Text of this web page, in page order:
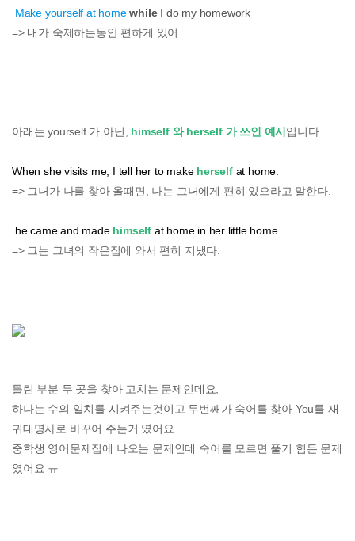
Make yourself at homewhile I do my homework
=> 내가 숙제하는동안 편하게 있어
아래는 yourself 가 아닌, himself 와 herself 가 쓰인 예시 입니다.
When she visits me, I tell her to make herself at home.
=> 그녀가 나를 찾아 올때면, 나는 그녀에게 편히 있으라고 말한다.
he came and made himself at home in her little home.
=> 그는 그녀의 작은집에 와서 편히 지냈다.
틀린 부분 두 곳을 찾아 고치는 문제인데요,
하나는 수의 일치를 시켜주는것이고 두번째가 숙어를 찾아 You를 재
귀대명사로 바꾸어 주는거 였어요.
중학생 영어문제집에 나오는 문제인데 숙어를 모르면 풀기 힘든 문제
였어요 ㅠ